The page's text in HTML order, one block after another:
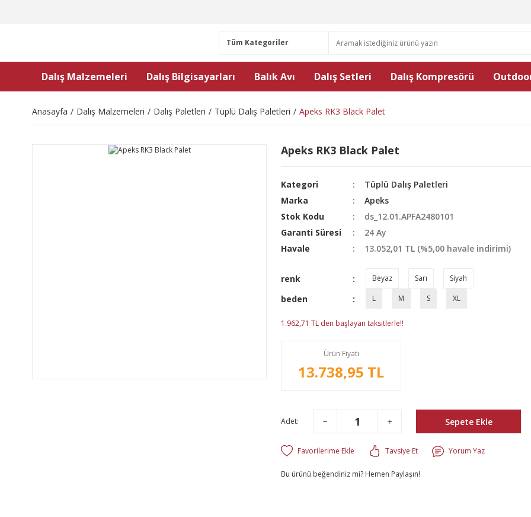
Dalış Malzemeleri Dalış Bilgisayarları Balık Avı Dalış Setleri Dalış Kompresörü
Anasayfa Dalış Malzemeleri Dalış Paletleri Tüplü Dalış Paletleri Apeks RK3 Black Palet
Apeks RK3 Black Palet
Kategori
Tüplü Dalış Paletleri
Marka
Apeks
Stok Kodu
ds_12.01.APFA2480101
Garanti Süresi
24 Ay
Havale
13.052,01 TL (%5,00 havale indirimi)
renk Beyaz Sarı Siyah
beden L M S XL
1.962,71 TL den başlayan taksitlerle!!
Ürün Fiyatı
13.738,95 TL
Adet: Sepete Ekle
Tavsiye Et Yorum Yaz
Bu ürünü beğendiniz mi? Hemen Paylaşın!